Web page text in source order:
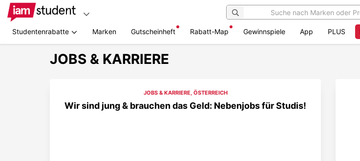
Studentenrabatte Marken Gutscheinheft Rabatt-Map Gewinnspiele App PLUS
JOBS & KARRIERE
JOBS & KARRIERE, ÖSTERREICH
Wir sind jung & brauchen das Geld: Nebenjobs für Studis!